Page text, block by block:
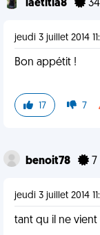
laetitia8 34
jeudi 3 juillet 2014
Bon appétit !
17 7
benoit78 7
jeudi 3 juillet 2014
tant qu il ne